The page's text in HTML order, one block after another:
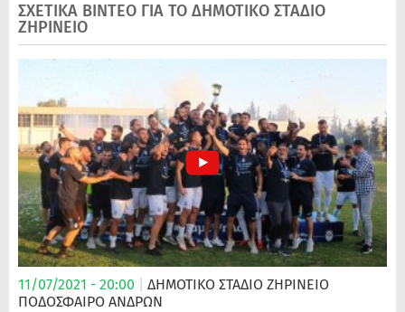
ΣΧΕΤΙΚΑ ΒΙΝΤΕΟ ΓΙΑ ΤΟ ΔΗΜΟΤΙΚΟ ΣΤΑΔΙΟ
ΖΗΡΙΝΕΙΟ
11/07/2021 - 20:00
ΔΗΜΟΤΙΚΟ ΣΤΑΔΙΟ ΖΗΡΙΝΕΙΟ
ΠΟΔΌΣΦΑΙΡΟ ΑΝΔΡΏΝ